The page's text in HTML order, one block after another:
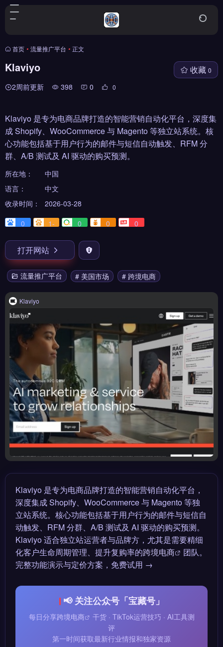
首页 • 流量推广平台 • 正文
Klaviyo
2周前更新 398 0 0
收藏 0
Klaviyo 是专为电商品牌打造的智能营销自动化平台，深度集
成 Shopify、WooCommerce 与 Magento 等独立站系统。核
心功能包括基于用户行为的邮件与短信自动触发、RFM 分
群、A/B 测试及 AI 驱动的购买预测。
所在地：
中国
语言：
中文
收录时间：
2026-03-28
0
1- 0 0 0
打开网站
流量推广平台 # 美国市场 # 跨境电商
Klaviyo
Klaviyo 是专为电商品牌打造的智能营销自动化平台，
深度集成 Shopify、WooCommerce 与 Magento 等独
立站系统。核心功能包括基于用户行为的邮件与短信自
动触发、RFM 分群、A/B 测试及 AI 驱动的购买预测。
Klaviyo 适合独立站运营者与品牌方，尤其是需要精细
化客户生命周期管理、提升复购率的跨境电商
团队。
完整功能演示与定价方案，免费试用 →
📢 关注公众号「宝藏号」
每日分享跨境电商
干货 · TikTok运营技巧 · AI工具测
评
第一时间获取最新行业情报和独家资源